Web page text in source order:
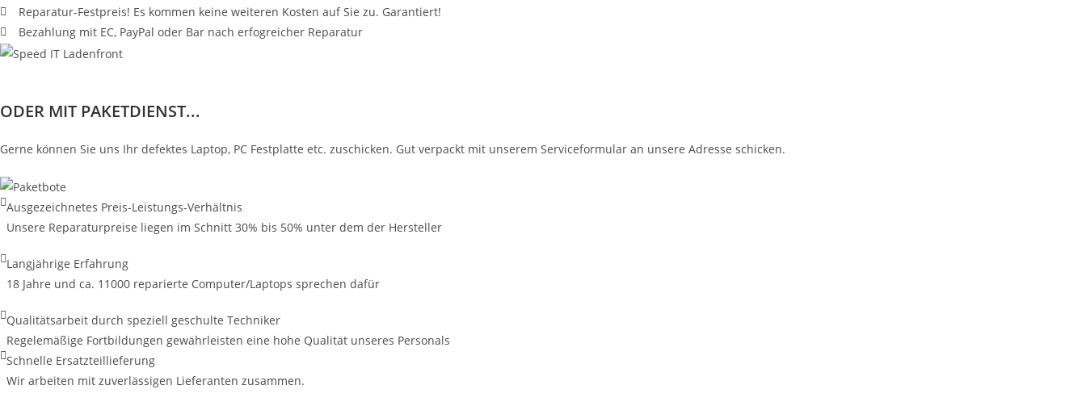
Reparatur-Festpreis! Es kommen keine weiteren Kosten auf Sie zu. Garantiert!
Bezahlung mit EC, PayPal oder Bar nach erfogreicher Reparatur
ODER MIT PAKETDIENST...
Gerne können Sie uns Ihr defektes Laptop, PC Festplatte etc. zuschicken. Gut verpackt mit unserem Serviceformular an unsere Adresse schicken.
Ausgezeichnetes Preis-Leistungs-Verhältnis
Unsere Reparaturpreise liegen im Schnitt 30% bis 50% unter dem der Hersteller
Langjährige Erfahrung
18 Jahre und ca. 11000 reparierte Computer/Laptops sprechen dafür
Qualitätsarbeit durch speziell geschulte Techniker
Regelemäßige Fortbildungen gewährleisten eine hohe Qualität unseres Personals
Schnelle Ersatzteillieferung
Wir arbeiten mit zuverlässigen Lieferanten zusammen.